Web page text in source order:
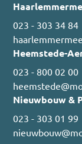
023 - 303 34 84
Heemstede-
023 - 800 02 00
Nieuwbouw &
023 - 303 01 99